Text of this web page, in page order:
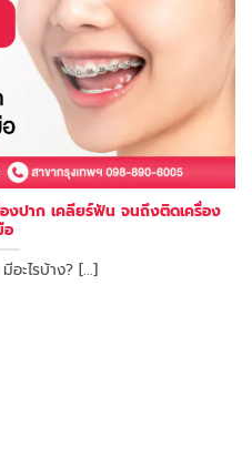
ปาก เคลียร์ฟัน จนถึงติดเครื่อง
ะไรบ้าง? [...]